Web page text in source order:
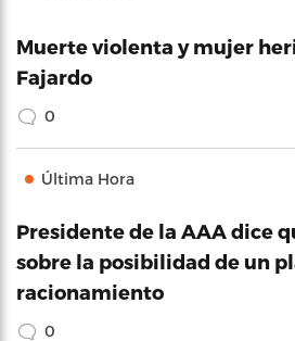
Muerte violenta y mujer
Fajardo
0
Última Hora
Presidente de la AAA dice
sobre la posibilidad de un
racionamiento
0